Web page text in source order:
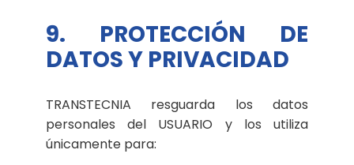
9. PROTECCIÓN DE
DATOS Y PRIVACIDAD
TRANSTECNIA resguarda los datos
personales del USUARIO y los utiliza
únicamente para: